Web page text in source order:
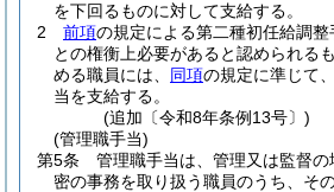
を下回るものに対して支給する。
2
前項の規定による第二種初任給調
との権衡上必要があると認められる
める職員には、 同項の規定に準じて
当を支給する。
(追加〔令和8年条例13号〕)
(管理職手当)
第5条
管理職手当は、管理又は監督
密の事務を取り扱う職員のうち、そ